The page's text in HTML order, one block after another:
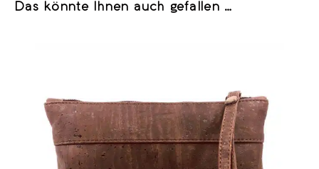
Das könnte Ihnen auch gefallen …